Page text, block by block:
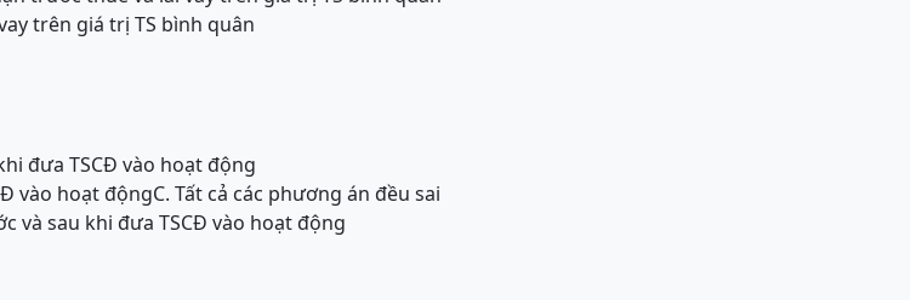
trên giá trị TS bình quân
đưa TSCĐ vào hoạt động
vào hoạt độngC. Tất cả các phương án đều sai
và sau khi đưa TSCĐ vào hoạt động